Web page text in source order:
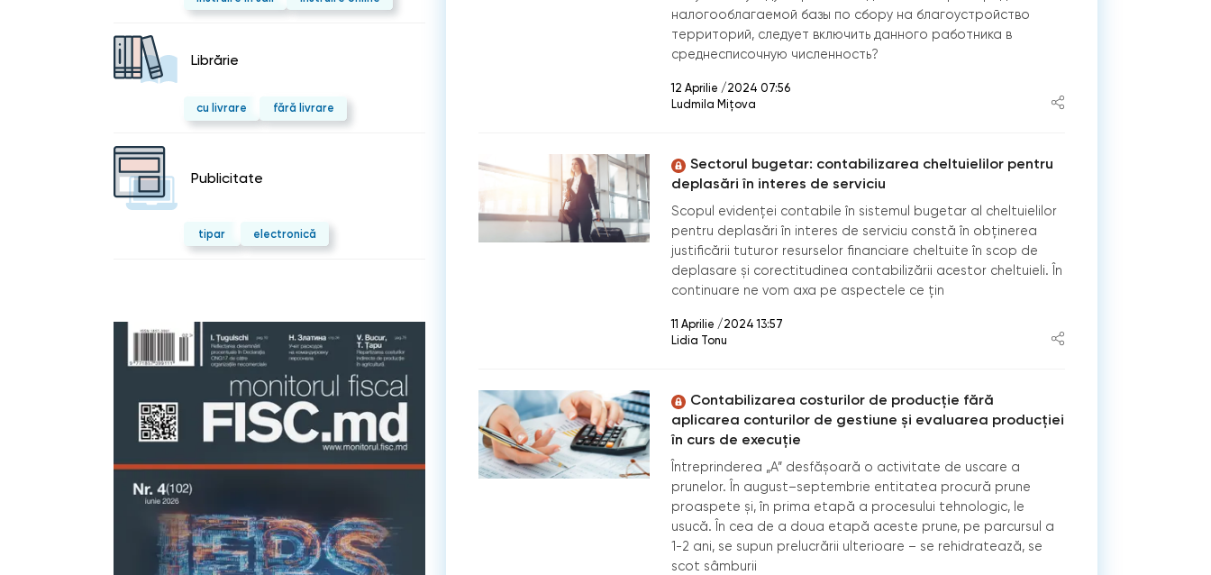
Librărie
cu livrare fără livrare
Publicitate
tipar electronică
налогооблагаемой базы по сбору на благоустройство
территорий, следует включить данного работника в
среднесписочную численность?
12 Aprilie /2024 07:56
Ludmila Mițova
Sectorul bugetar: contabilizarea cheltuielilor pentru
deplasări în interes de serviciu
Scopul evidenței contabile în sistemul bugetar al cheltuielilor
pentru deplasări în interes de serviciu constă în obținerea
justificării tuturor resurselor financiare cheltuite în scop de
deplasare și corectitudinea contabilizării acestor cheltuieli. În
continuare ne vom axa pe aspectele ce țin
11 Aprilie /2024 13:57
Lidia Tonu
Contabilizarea costurilor de producție fără
aplicarea conturilor de gestiune și evaluarea producției
în curs de execuție
Întreprinderea „A” desfășoară o activitate de uscare a
prunelor. În august–septembrie entitatea procură prune
proaspete și, în prima etapă a procesului tehnologic, le
usucă. În cea de a doua etapă aceste prune, pe parcursul a
1-2 ani, se supun prelucrării ulterioare – se rehidratează, se
scot sâmburii